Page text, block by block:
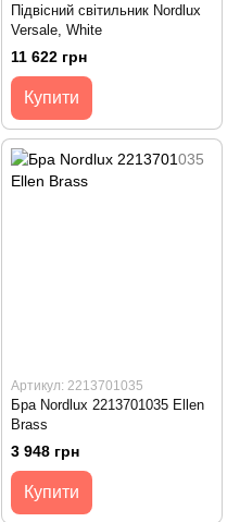
Підвісний світильник Nordlux
Versale, White
11 622 грн
Купити
Артикул: 2213701035
Бра Nordlux 2213701035 Ellen
Brass
3 948 грн
Купити